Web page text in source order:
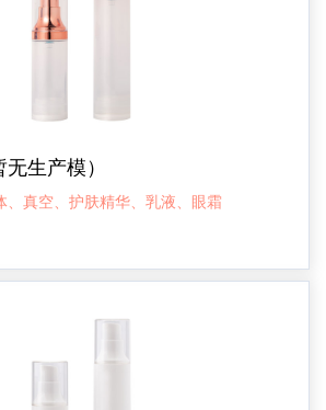
生产模）
、真空、护肤精华、乳液、眼霜